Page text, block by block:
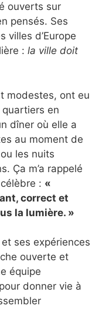
ouverts sur
pensés. Ses
villes d’Europe
: la ville doit
modestes, ont eu
en
dîner où elle a
au moment de
les nuits
Ça m’a rappelé
: «
correct et
la lumière. »
ses expériences
ouverte et
équipe
donner vie à